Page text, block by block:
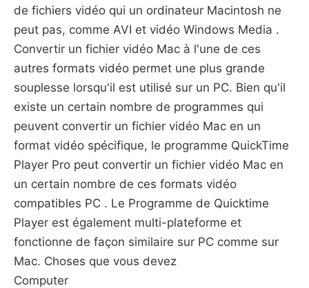
de fichiers vidéo qui un ordinateur Macintosh ne
peut pas, comme AVI et vidéo Windows Media .
Convertir un fichier vidéo Mac à l'une de ces
autres formats vidéo permet une plus grande
souplesse lorsqu'il est utilisé sur un PC. Bien qu'il
existe un certain nombre de programmes qui
peuvent convertir un fichier vidéo Mac en un
format vidéo spécifique, le programme QuickTime
Player Pro peut convertir un fichier vidéo Mac en
un certain nombre de ces formats vidéo
compatibles PC . Le Programme de Quicktime
Player est également multi-plateforme et
fonctionne de façon similaire sur PC comme sur
Mac. Choses que vous devez
Computer